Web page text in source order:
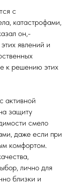
с
катастрофами,
он,-
явлений и
к решению этих
активной
защиту
смело
даже если при
комфортом.
лично для
близки и